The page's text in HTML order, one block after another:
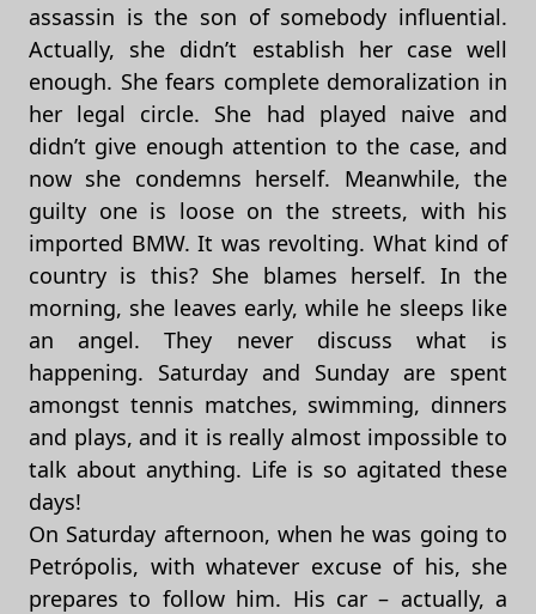
assassin is the son of somebody influential.
Actually, she didn’t establish her case well
enough. She fears complete demoralization in
her legal circle. She had played naive and
didn’t give enough attention to the case, and
now she condemns herself. Meanwhile, the
guilty one is loose on the streets, with his
imported BMW. It was revolting. What kind of
country is this? She blames herself. In the
morning, she leaves early, while he sleeps like
an angel. They never discuss what is
happening. Saturday and Sunday are spent
amongst tennis matches, swimming, dinners
and plays, and it is really almost impossible to
talk about anything. Life is so agitated these
days!
On Saturday afternoon, when he was going to
Petrópolis, with whatever excuse of his, she
prepares to follow him. His car – actually, a